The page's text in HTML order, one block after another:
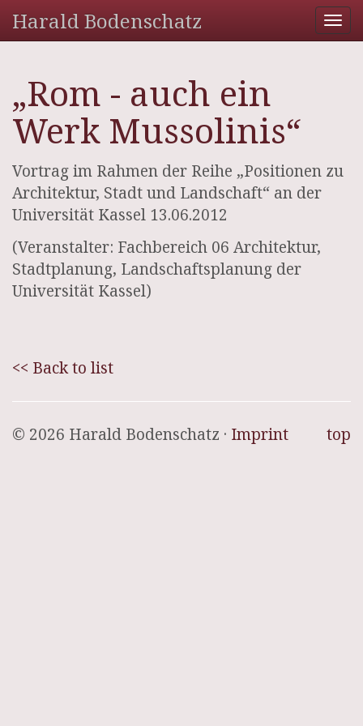
Harald Bodenschatz
„Rom - auch ein
Werk Mussolinis“
Vortrag im Rahmen der Reihe „Positionen zu
Architektur, Stadt und Landschaft“ an der
Universität Kassel 13.06.2012
(Veranstalter: Fachbereich 06 Architektur,
Stadtplanung, Landschaftsplanung der
Universität Kassel)
<< Back to list
top
© 2026 Harald Bodenschatz · Imprint